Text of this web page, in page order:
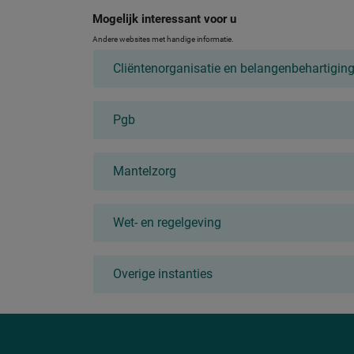
Mogelijk interessant voor u
Andere websites met handige informatie.
Cliëntenorganisatie en belangenbehartiging
Pgb
Mantelzorg
Wet- en regelgeving
Overige instanties